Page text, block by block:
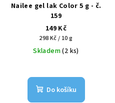
Nailee gel lak Color 5 g - č.
159
149 Kč
Měrná
cena:
298 Kč / 10 g
Skladem(2 ks)
Do košíku